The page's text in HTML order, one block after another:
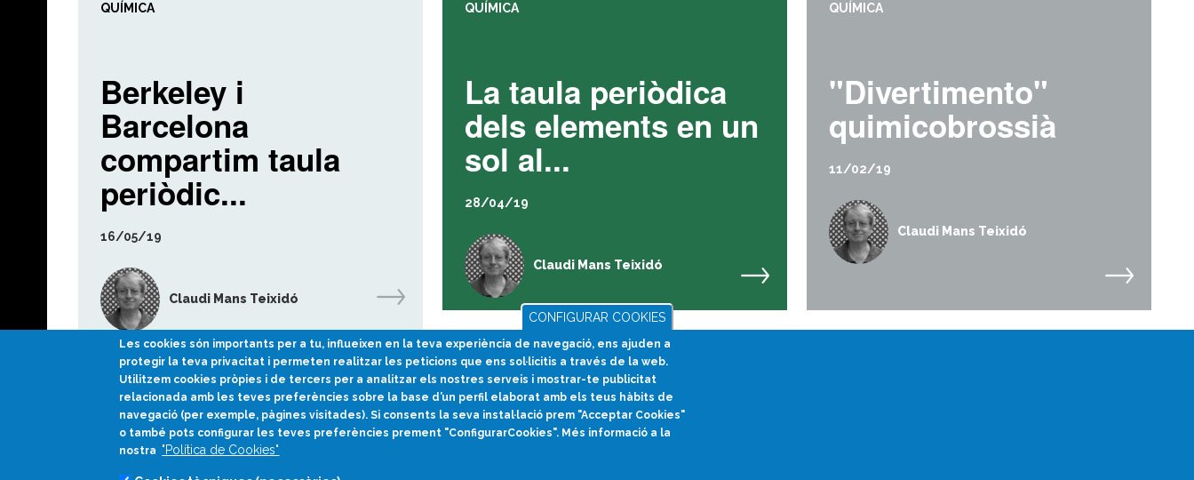
QUÍMICA
Berkeley i
Barcelona
compartim taula
periòdic...
16/05/19
Claudi Mans Teixidó
QUÍMICA
La taula periòdica
dels elements en un
sol al...
28/04/19
Claudi Mans Teixidó
QUÍMICA
"Divertimento"
quimicobrossià
11/02/19
Claudi Mans Teixidó
1 2 3 4 5
CONFIGURAR COOKIES
Les cookies són importants per a tu, influeixen en la teva experiència de navegació, ens ajuden a
protegir la teva privacitat i permeten realitzar les peticions que ens sol·licitis a través de la web.
Utilitzem cookies pròpies i de tercers per a analitzar els nostres serveis i mostrar-te publicitat
relacionada amb les teves preferències sobre la base d’un perfil elaborat amb els teus hàbits de
navegació (per exemple, pàgines visitades). Si consents la seva instal·lació prem "Acceptar Cookies"
o també pots configurar les teves preferències prement "ConfigurarCookies". Més informació a la
nostra "Política de Cookies"